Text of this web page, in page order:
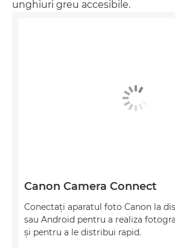
unghiuri greu accesibile.
Canon Camera Connect
Conectaţi aparatul foto Canon la
sau Android pentru a realiza
şi pentru a le distribui rapid.